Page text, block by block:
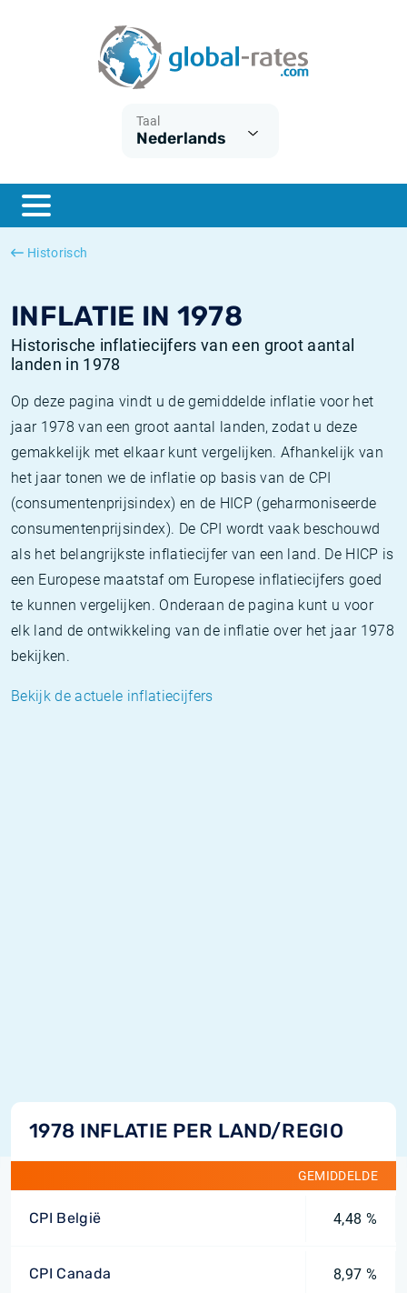
Taal
Nederlands
Historisch
INFLATIE IN 1978
Historische inflatiecijfers van een groot aantal
landen in 1978
Op deze pagina vindt u de gemiddelde inflatie voor het
jaar 1978 van een groot aantal landen, zodat u deze
gemakkelijk met elkaar kunt vergelijken. Afhankelijk van
het jaar tonen we de inflatie op basis van de CPI
(consumentenprijsindex) en de HICP (geharmoniseerde
consumentenprijsindex). De CPI wordt vaak beschouwd
als het belangrijkste inflatiecijfer van een land. De HICP is
een Europese maatstaf om Europese inflatiecijfers goed
te kunnen vergelijken. Onderaan de pagina kunt u voor
elk land de ontwikkeling van de inflatie over het jaar 1978
bekijken.
Bekijk de actuele inflatiecijfers
1978 INFLATIE PER LAND/REGIO
GEMIDDELDE
CPI België 4,48 %
CPI Canada 8,97 %
ESTER
SONIA
Wat is CPI inflatie?
Wat is HICP inflatie?
Nederlandse inflatie - CPI
Amerikaanse inflatie - CPI
Euribor historie
SOFR historie
TONAR historie
Inflatiecalculator